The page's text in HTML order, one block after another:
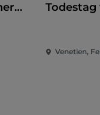
Todestag
Venetien,